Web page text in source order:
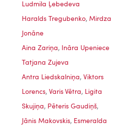
Ludmila Ļebedeva
Haralds Tregubenko, Mirdza
Jonāne
Aina Zariņa, Ināra Upeniece
Tatjana Zujeva
Antra Liedskalniņa, Viktors
Lorencs, Varis Vētra, Ligita
Skujiņa, Pēteris Gaudiņš,
Jānis Makovskis, Esmeralda